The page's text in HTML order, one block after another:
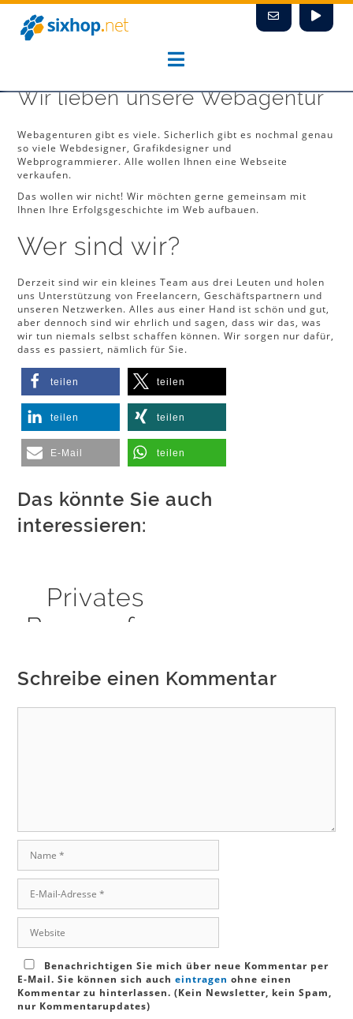
Zum
Inhalt
springen
Wir lieben unsere Webagentur
Webagenturen gibt es viele. Sicherlich gibt es nochmal genau
so viele Webdesigner, Grafikdesigner und
Webprogrammierer. Alle wollen Ihnen eine Webseite
verkaufen.
Das wollen wir nicht! Wir möchten gerne gemeinsam mit
Ihnen Ihre Erfolgsgeschichte im Web aufbauen.
Wer sind wir?
Derzeit sind wir ein kleines Team aus drei Leuten und holen
uns Unterstützung von Freelancern, Geschäftspartnern und
unseren Netzwerken. Alles aus einer Hand ist schön und gut,
aber dennoch sind wir ehrlich und sagen, dass wir das, was
wir tun niemals selbst schaffen können. Wir sorgen nur dafür,
dass es passiert, nämlich für Sie.
teilen teilen
teilen teilen
E-Mail teilen
Das könnte Sie auch
interessieren:
Privates
Browserfen
Schreibe einen Kommentar
Mail-
Adresse
Benachrichtigen Sie mich über neue Kommentar per
E-Mail. Sie können sich aucheintragen ohne einen
Kommentar zu hinterlassen. (Kein Newsletter, kein Spam,
nur Kommentarupdates)